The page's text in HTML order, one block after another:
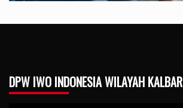
DPW IWO INDONESIA WILAYAH KALBAR